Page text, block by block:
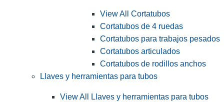
View All Cortatubos
Cortatubos de 4 ruedas
Cortatubos para trabajos pesados
Cortatubos articulados
Cortatubos de rodillos anchos
Llaves y herramientas para tubos
View All Llaves y herramientas para tubos